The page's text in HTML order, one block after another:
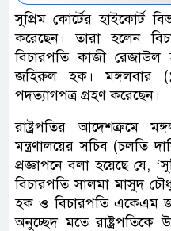
সুপ্রিম কোর্টের হাইকোর্ট
করেছেন। তারা হলেন
বিচারপতি কাজী
জহিরুল হক। মঙ্গলবার
পদত্যাগপত্র গ্রহণ করেছেন।
রাষ্ট্রপতির আদেশক্রমে
মন্ত্রণালয়ের সচিব (চলতি
প্রজ্ঞাপনে বলা হয়েছে যে,
বিচারপতি সালমা মাসুদ
হক ও বিচারপতি একেএম
অনুচ্ছেদ মতে রাষ্ট্রপতিকে